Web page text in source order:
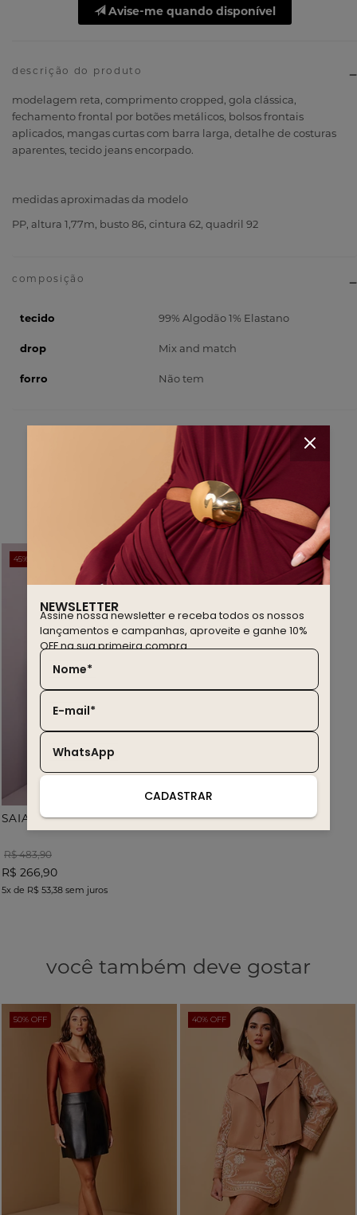
Avise-me quando disponível
descrição do produto
modelagem reta, comprimento cropped, gola clássica,
fechamento frontal por botões metálicos, bolsos frontais
aplicados, mangas curtas com barra larga, detalhe de costuras
aparentes, tecido jeans encorpado.
medidas aproximadas da modelo
PP, altura 1,77m, busto 86, cintura 62, quadril 92
tecido 99% Algodão 1% Elastano
drop Mix and match
forro Não tem
para completar seu look
45% OFF
SAIA JEANS LONGA
R$ 483,90
R$ 266,90
5x de R$ 53,38 sem juros
você também deve gostar
50% OFF 40% OFF
NEWSLETTER
Assine nossa newsletter e receba todos os nossos
lançamentos e campanhas, aproveite e ganhe 10%
OFF na sua primeira compra.
Nome*
E-mail*
WhatsApp
CADASTRAR